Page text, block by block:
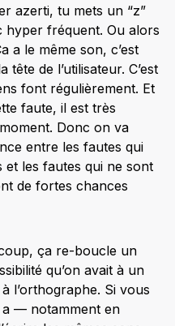
azerti, tu mets un “z”
hyper fréquent. Ou alors
a le même son, c’est
de l’utilisateur. C’est
font régulièrement. Et
faute, il est très
Donc on va
entre les fautes qui
les fautes qui ne sont
de fortes chances
ça re-boucle un
qu’on avait à un
l’orthographe. Si vous
a — notamment en